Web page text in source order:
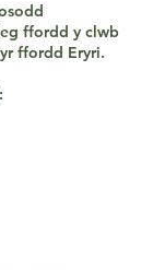
ffordd y clwb
ffordd Eryri.